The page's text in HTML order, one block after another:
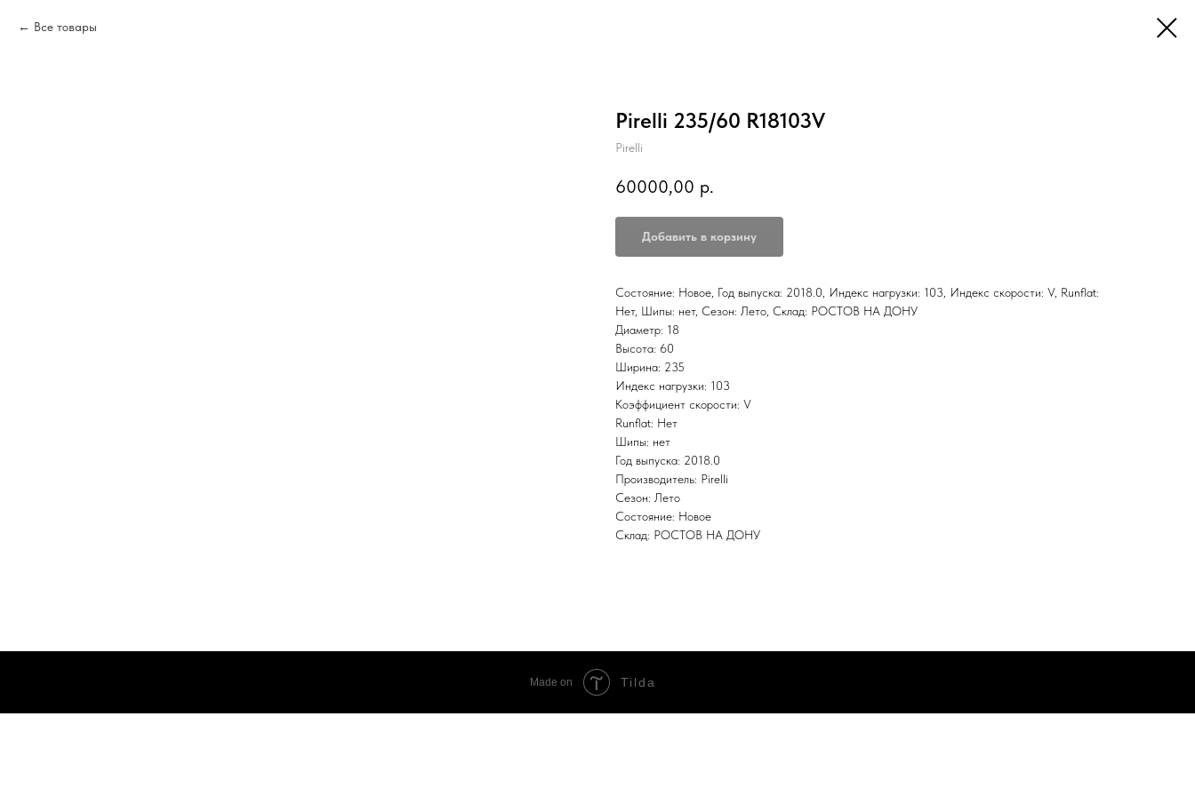
Все товары
Pirelli 235/60 R18103V
Pirelli
60000,00 р.
Добавить в корзину
Состояние: Новое, Год выпуска: 2018.0, Индекс нагрузки: 103, Индекс скорости: V, Runflat:
Нет, Шипы: нет, Сезон: Лето, Склад: РОСТОВ НА ДОНУ
Диаметр: 18
Высота: 60
Ширина: 235
Индекс нагрузки: 103
Коэффициент скорости: V
Runflat: Нет
Шипы: нет
Год выпуска: 2018.0
Производитель: Pirelli
Сезон: Лето
Состояние: Новое
Склад: РОСТОВ НА ДОНУ
Made on Tilda